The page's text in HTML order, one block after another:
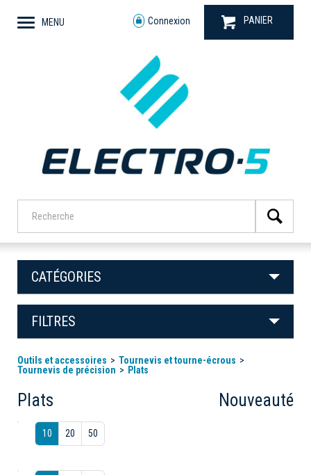
MENU Connexion PANIER
CATÉGORIES
FILTRES
Outils et accessoires
Tournevis et tourne-écrous
Tournevis de précision
Plats
Plats Nouveauté
10 20 50